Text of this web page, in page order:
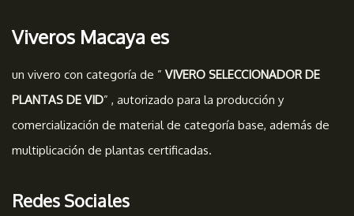
Viveros Macaya es
un vivero con categoría de ” VIVERO SELECCIONADOR DE
PLANTAS DE VID” , autorizado para la producción y
comercialización de material de categoría base, además de
multiplicación de plantas certificadas.
Redes Sociales